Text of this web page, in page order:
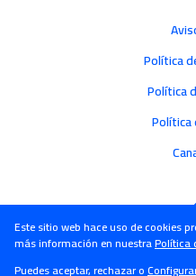
Este sitio web hace uso de cookies
más información en nuestraPolítica
Puedes aceptar, rechazar o
Política
Política
Política